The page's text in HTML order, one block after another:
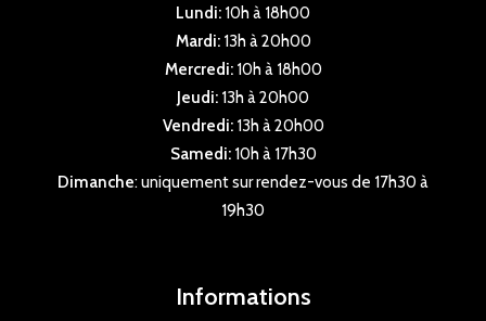
Lundi: 10h à 18h00
Mardi:13h à 20h00
Mercredi:10h à 18h00
Jeudi: 13h à 20h00
Vendredi:13h à 20h00
Samedi:10h à 17h30
Dimanche: uniquement sur rendez-vous de 17h30 à
19h30
Informations